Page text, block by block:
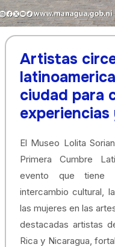
Artistas
ciudad para
El Museo Lolita
Primera Cumbre
evento que tiene
intercambio cultural,
las mujeres en las
destacadas artistas
Rica y Nicaragua,